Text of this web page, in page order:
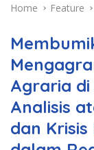
Home Feature
Agraria di
Analisis
dan Krisis